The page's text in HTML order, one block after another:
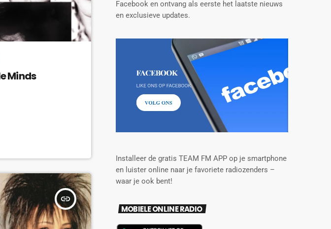
Minds
insert_link
Facebook en ontvang als eerste het laatste nieuws
en exclusieve updates.
Installeer de gratis TEAM FM APP op je smartphone
en luister online naar je favoriete radiozenders –
waar je ook bent!
MOBIELE ONLINE RADIO